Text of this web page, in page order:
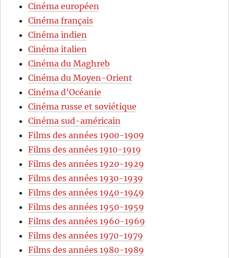
Cinéma européen
Cinéma français
Cinéma indien
Cinéma italien
Cinéma du Maghreb
Cinéma du Moyen-Orient
Cinéma d’Océanie
Cinéma russe et soviétique
Cinéma sud-américain
Films des années 1900-1909
Films des années 1910-1919
Films des années 1920-1929
Films des années 1930-1939
Films des années 1940-1949
Films des années 1950-1959
Films des années 1960-1969
Films des années 1970-1979
Films des années 1980-1989